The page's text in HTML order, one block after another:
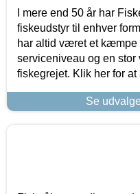
I mere end 50 år har
fiskeudstyr til enhver
har altid været et kæmpe
serviceniveau og en
fiskegrejet. Klik her for
Se